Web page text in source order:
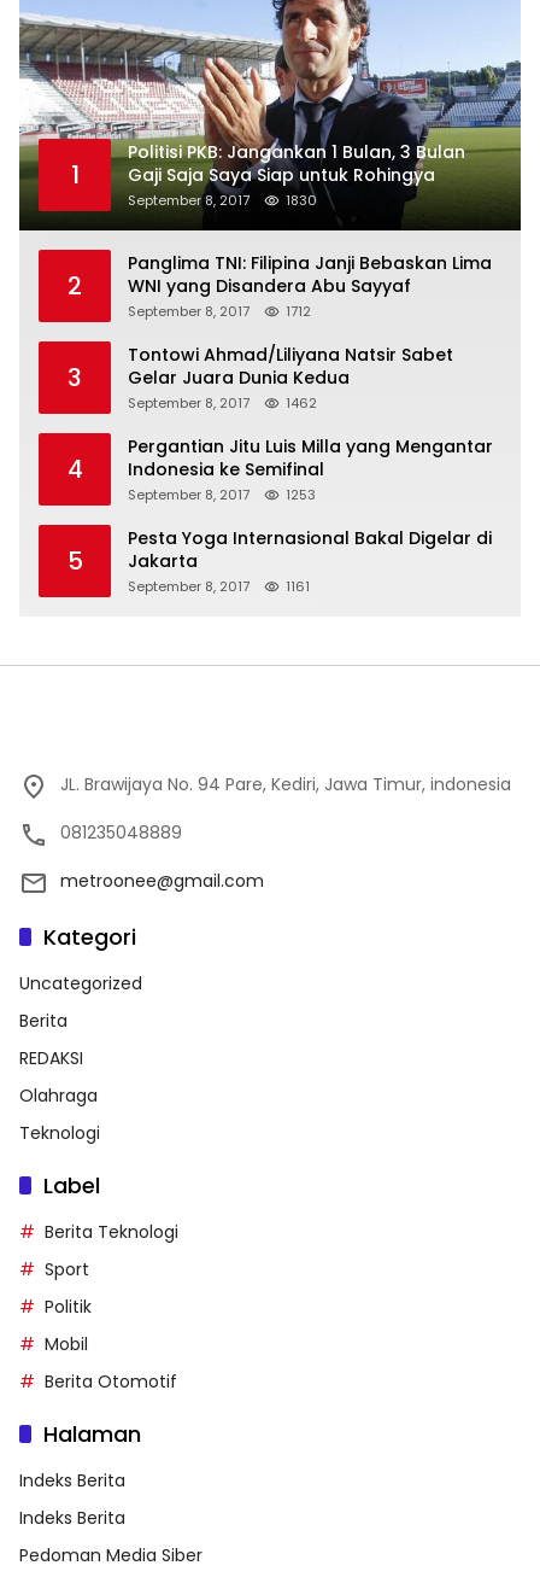
1
Politisi PKB: Jangankan 1 Bulan, 3 Bulan
Gaji Saja Saya Siap untuk Rohingya
September 8, 2017 1830
2
Panglima TNI: Filipina Janji Bebaskan Lima
WNI yang Disandera Abu Sayyaf
September 8, 2017 1712
3
Tontowi Ahmad/Liliyana Natsir Sabet
Gelar Juara Dunia Kedua
September 8, 2017 1462
4
Pergantian Jitu Luis Milla yang Mengantar
Indonesia ke Semifinal
September 8, 2017 1253
5
Pesta Yoga Internasional Bakal Digelar di
Jakarta
September 8, 2017 1161
JL. Brawijaya No. 94 Pare, Kediri, Jawa Timur, indonesia
081235048889
metroonee@gmail.com
Kategori
Uncategorized
Berita
REDAKSI
Olahraga
Teknologi
Label
Berita Teknologi
Sport
Politik
Mobil
Berita Otomotif
Halaman
Indeks Berita
Indeks Berita
Pedoman Media Siber